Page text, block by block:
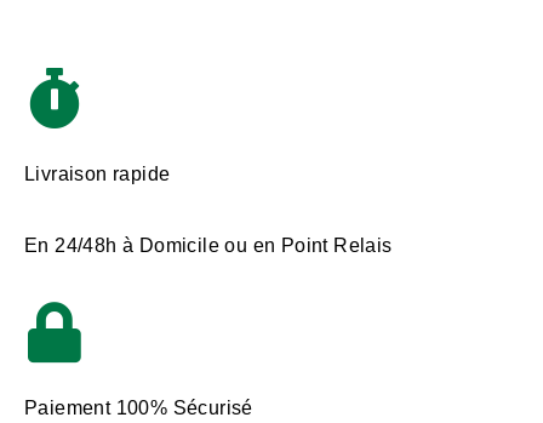
Livraison rapide
En 24/48h à Domicile ou en Point Relais
Paiement 100% Sécurisé